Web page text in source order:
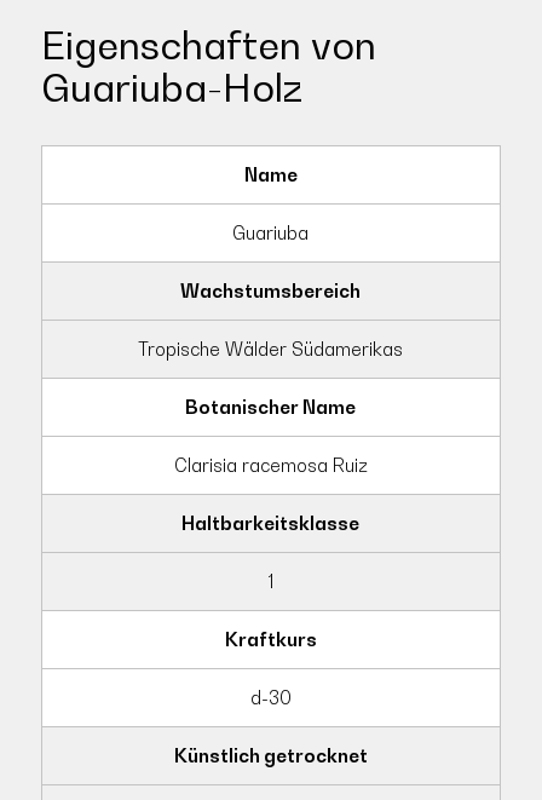
Eigenschaften von
Guariuba-Holz
Name
Guariuba
Wachstumsbereich
Tropische Wälder Südamerikas
Botanischer Name
Clarisia racemosa Ruiz
Haltbarkeitsklasse
1
Kraftkurs
d-30
Künstlich getrocknet